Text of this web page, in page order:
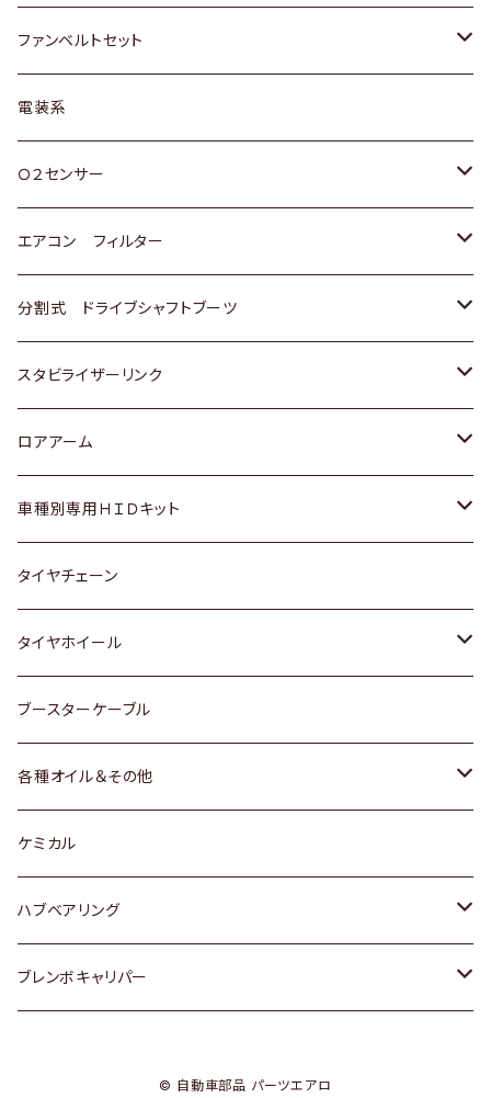
スバル
日野
マツダ
三菱
スバル
マツダ
ダイハツ
マツダ
三菱
スバル
スズキ
日産
ダイハツ
マツダ
三菱
スバル
トヨタ
スズキ
ダイハツ
三菱
スバル
ファンベルトセット
トヨタ
ホンダ
スズキ
日産
いすゞ
ダイハツ
マツダ
三菱
スバル
レクサス
電装系
Ｏ２センサー
トヨタ
ホンダ
スズキ
日産
ダイハツ
マツダ
三菱
スバル
エアコン フィルター
トヨタ
ホンダ
スズキ
日産
いすゞ
ダイハツ
マツダ
三菱
スバル
分割式 ドライブシャフトブーツ
トヨタ
ホンダ
スズキ
日産
ダイハツ
スバル
スタビライザーリンク
トヨタ
ホンダ
スズキ
日産
ダイハツ
マツダ
ロアアーム
ホンダ
スズキ
日産
ダイハツ
マツダ
スバル
車種別専用ＨＩＤキット
トヨタ
マツダ
タイヤチェーン
タイヤホイール
トヨタ
ホンダ
スズキ
日産
ダイハツ
ブースターケーブル
各種オイル＆その他
ディーデル洗浄添加剤
ケミカル
ハブベアリング
トヨタ
ブレンボキャリパー
© 自動車部品 パーツエアロ